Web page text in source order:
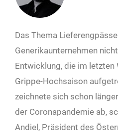
Das Thema
Generikaunternehmen
Entwicklung, die im
Grippe-Hochsaison
zeichnete sich schon
der Coronapandemie ab,
Andiel, Präsident des